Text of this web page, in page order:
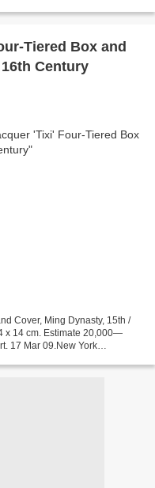
Tiered Box and
Century
Cover, Ming Dynasty, 15th /
x 14 cm. Estimate 20,000—
17 Mar 09.New York